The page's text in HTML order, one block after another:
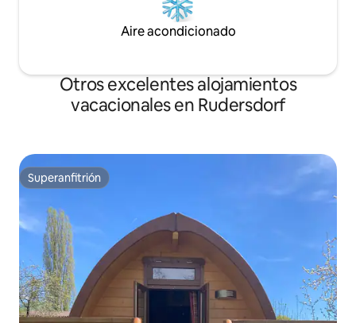
Aire acondicionado
Otros excelentes alojamientos
vacacionales en Rudersdorf
Superanfitrión
Superanfitrión